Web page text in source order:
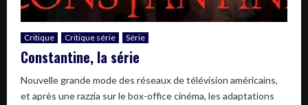
Critique Critique série Série
Constantine, la série
Nouvelle grande mode des réseaux de télévision américains,
et après une razzia sur le box-office cinéma, les adaptations